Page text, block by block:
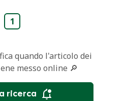
1
quando l'articolo dei
messo online 🔎
ricerca